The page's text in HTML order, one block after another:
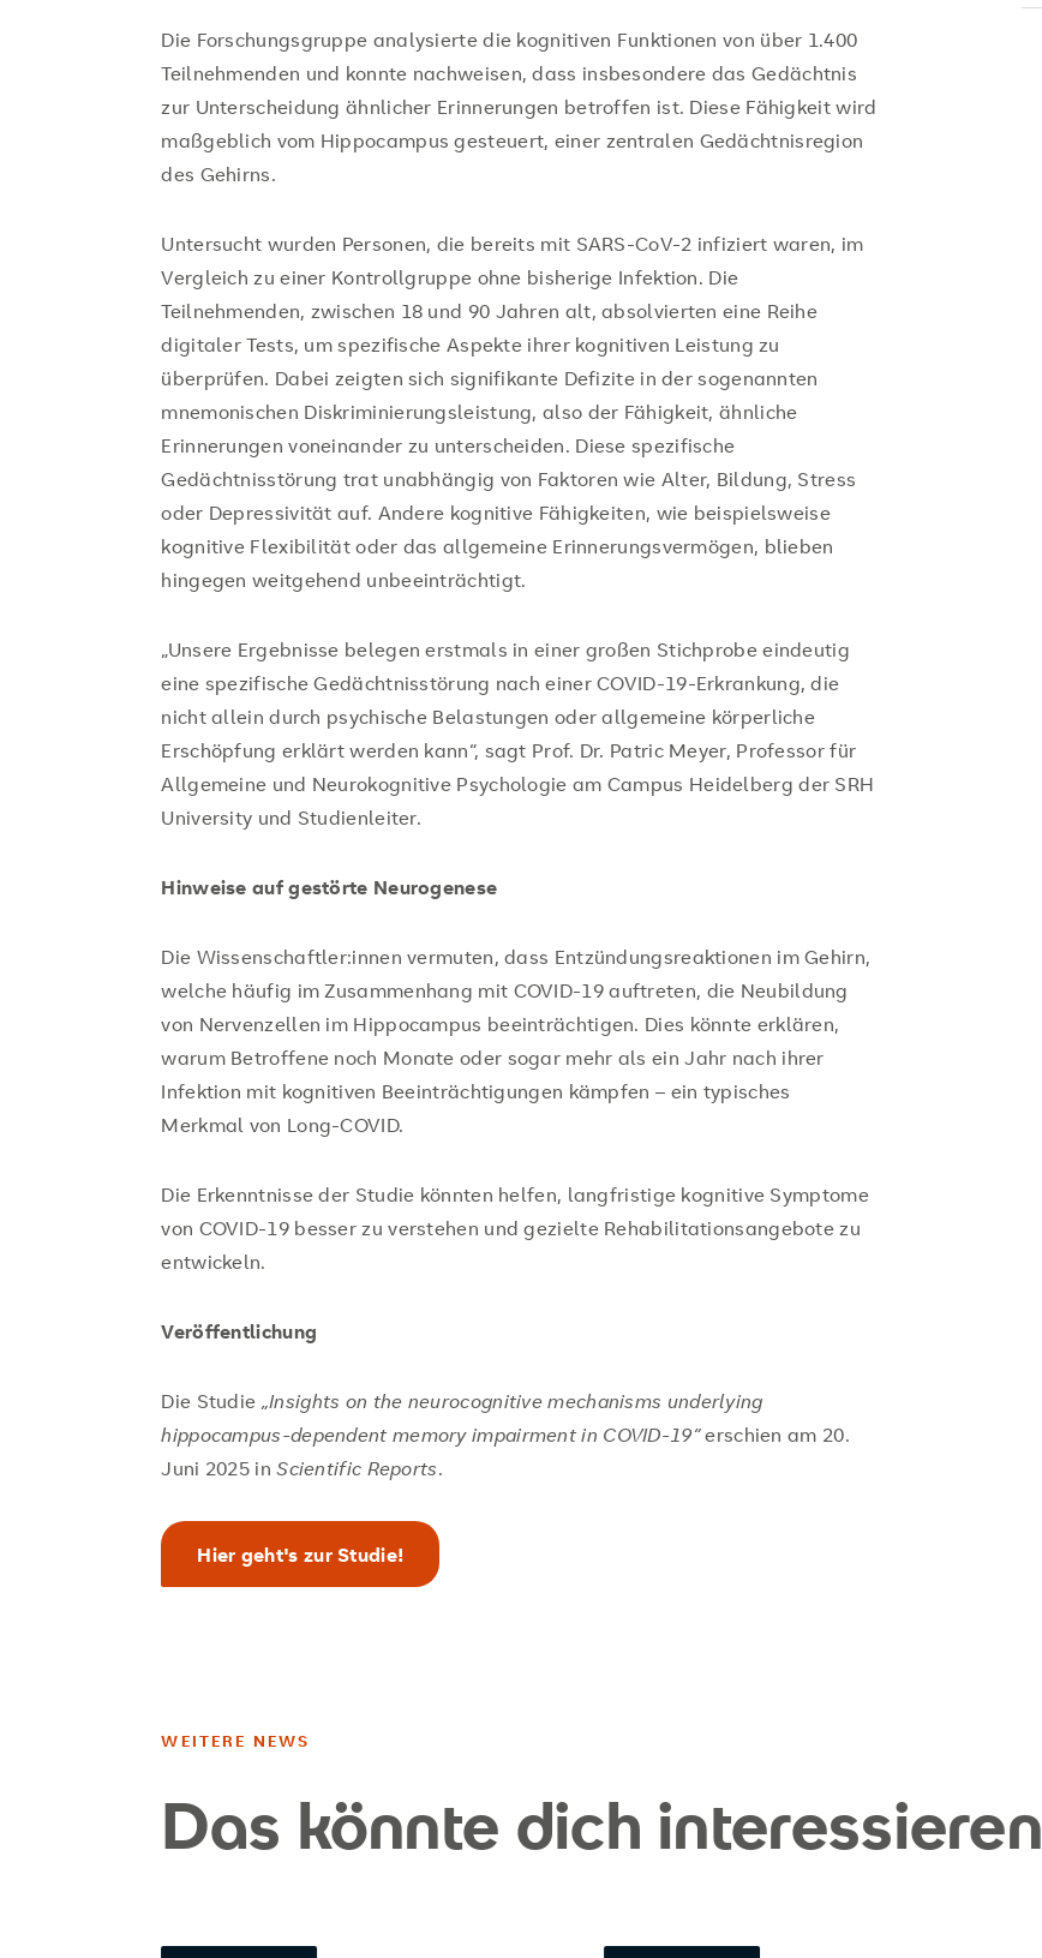
Die Forschungsgruppe analysierte die kognitiven Funktionen von über 1.400
Teilnehmenden und konnte nachweisen, dass insbesondere das Gedächtnis
zur Unterscheidung ähnlicher Erinnerungen betroffen ist. Diese Fähigkeit wird
maßgeblich vom Hippocampus gesteuert, einer zentralen Gedächtnisregion
des Gehirns.
Untersucht wurden Personen, die bereits mit SARS-CoV-2 infiziert waren, im
Vergleich zu einer Kontrollgruppe ohne bisherige Infektion. Die
Teilnehmenden, zwischen 18 und 90 Jahren alt, absolvierten eine Reihe
digitaler Tests, um spezifische Aspekte ihrer kognitiven Leistung zu
überprüfen. Dabei zeigten sich signifikante Defizite in der sogenannten
mnemonischen Diskriminierungsleistung, also der Fähigkeit, ähnliche
Erinnerungen voneinander zu unterscheiden. Diese spezifische
Gedächtnisstörung trat unabhängig von Faktoren wie Alter, Bildung, Stress
oder Depressivität auf. Andere kognitive Fähigkeiten, wie beispielsweise
kognitive Flexibilität oder das allgemeine Erinnerungsvermögen, blieben
hingegen weitgehend unbeeinträchtigt.
„Unsere Ergebnisse belegen erstmals in einer großen Stichprobe eindeutig
eine spezifische Gedächtnisstörung nach einer COVID-19-Erkrankung, die
nicht allein durch psychische Belastungen oder allgemeine körperliche
Erschöpfung erklärt werden kann“, sagt Prof. Dr. Patric Meyer, Professor für
Allgemeine und Neurokognitive Psychologie am Campus Heidelberg der SRH
University und Studienleiter.
Hinweise auf gestörte Neurogenese
Die Wissenschaftler:innen vermuten, dass Entzündungsreaktionen im Gehirn,
welche häufig im Zusammenhang mit COVID-19 auftreten, die Neubildung
von Nervenzellen im Hippocampus beeinträchtigen. Dies könnte erklären,
warum Betroffene noch Monate oder sogar mehr als ein Jahr nach ihrer
Infektion mit kognitiven Beeinträchtigungen kämpfen – ein typisches
Merkmal von Long-COVID.
Die Erkenntnisse der Studie könnten helfen, langfristige kognitive Symptome
von COVID-19 besser zu verstehen und gezielte Rehabilitationsangebote zu
entwickeln.
Veröffentlichung
Die Studie „Insights on the neurocognitive mechanisms underlying
hippocampus-dependent memory impairment in COVID-19“erschien am 20.
Juni 2025 inScientific Reports.
Hier geht's zur Studie!
WEITERE NEWS
Das könnte dich interessieren